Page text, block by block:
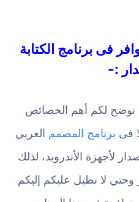
فى برنامج الكتابة
:-
نوضح لكم أهم الخصائص
فى برنامج المصمم العربي
لأجهزة الأندرويد، لذلك
لا نطيل عليكم إليكم